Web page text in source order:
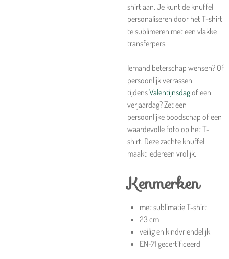
shirt aan. Je kunt de knuffel
personaliseren door het T-shirt
te sublimeren met een vlakke
transferpers.
Iemand beterschap wensen? Of
persoonlijk verrassen
tijdensValentijnsdagof een
verjaardag? Zet een
persoonlijke boodschap of een
waardevolle foto op het T-
shirt. Deze zachte knuffel
maakt iedereen vrolijk.
Kenmerken
met sublimatie T-shirt
23 cm
veilig en kindvriendelijk
EN-71 gecertificeerd